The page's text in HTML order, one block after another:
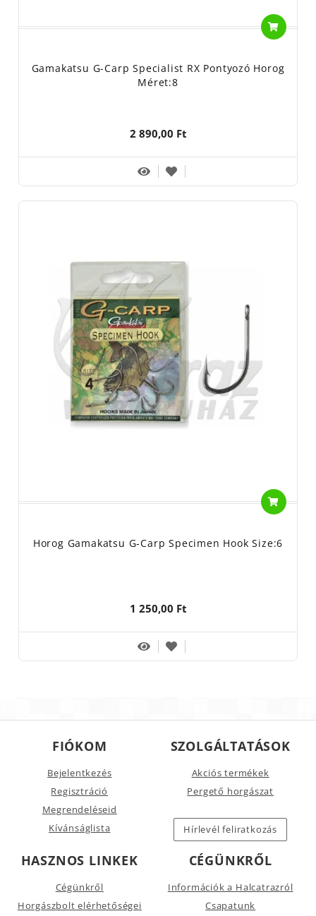
Gamakatsu G-Carp Specialist RX Pontyozó Horog
Méret:8
2 890,00 Ft
Horog Gamakatsu G-Carp Specimen Hook Size:6
1 250,00 Ft
FIÓKOM
Bejelentkezés
Regisztráció
Megrendeléseid
Kívánságlista
SZOLGÁLTATÁSOK
Akciós termékek
Pergető horgászat
Hírlevél feliratkozás
HASZNOS LINKEK
Cégünkről
Horgászbolt elérhetőségei
CÉGÜNKRŐL
Információk a Halcatrazról
Csapatunk